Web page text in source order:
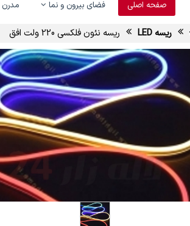
صفحه اصلی فضای بیرون و نما مدرن
ریسه LED ریسه نئون فلکسی 220 ولت افق